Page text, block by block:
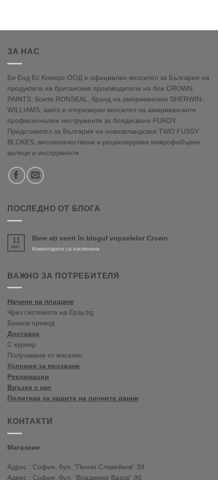
ЗА НАС
Би Енд Ес Комерс ООД е официален вносител за България на
продуктите на британския производители на бои CROWN
PAINTS, боите RONSEAL, бранд на американския SHERWIN-
WILLIAMS, както и оторизиран вносител на американските
професионални инструменти за боядисване PURDY.
Представител за България на новозеландския TWO FUSSY
BLOKES, висококачествени и рециклируеми микрофибърни
валяци и инструменти.
ПОСЛЕДНО ОТ БЛОГА
11
авг.
Bine ați venit în blogul vopselelor Crown
Коментарите са изключениза
venit
ВАЖНО ЗА ПОТРЕБИТЕЛЯ
Начини на плащане
Чрез системата на Epay.bg
Банков превод
Доставка
С куриер
Получаване от магазин
Условия за ползване
Рекламации
Връзка с нас
Политика за защита на личните данни
КОНТАКТИ
Магазини
Адрес : София, бул. “Пенчо Славейков” 39
Адрес : София, бул. “Владимир Вазов” 90